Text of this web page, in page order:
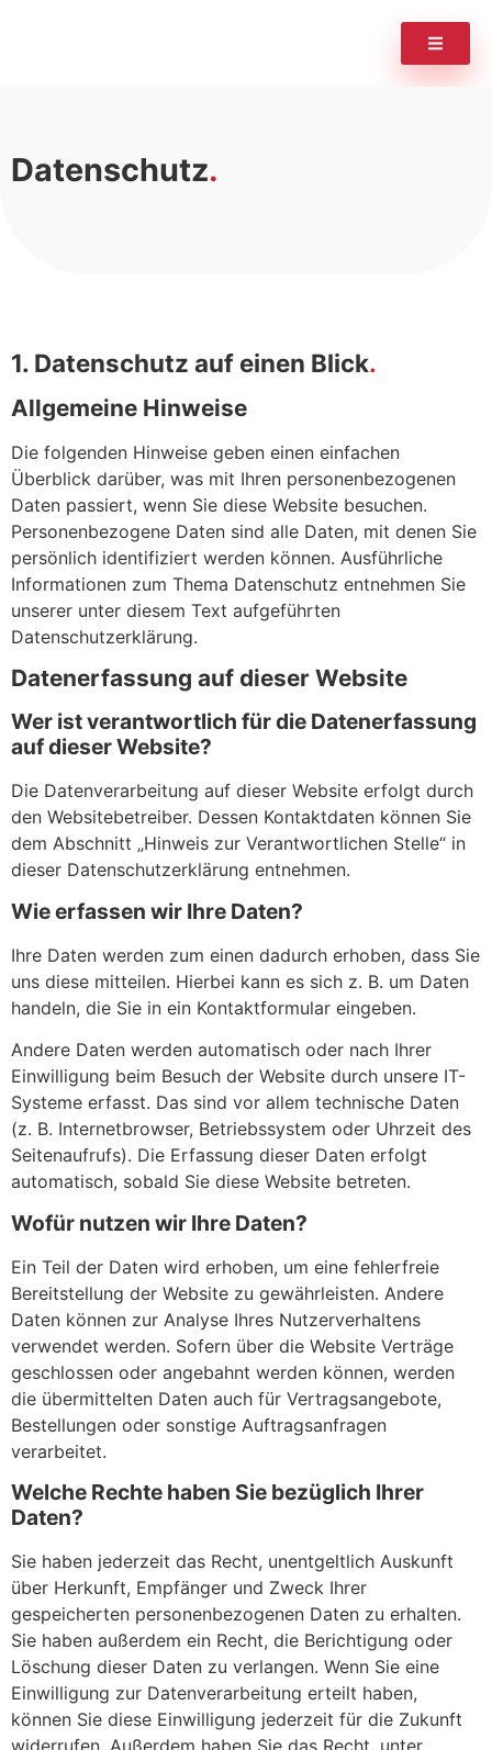
Datenschutz
1. Datenschutz auf einen Blick
Allgemeine Hinweise
Die folgenden Hinweise geben einen einfachen
Überblick darüber, was mit Ihren personenbezogenen
Daten passiert, wenn Sie diese Website besuchen.
Personenbezogene Daten sind alle Daten, mit denen Sie
persönlich identifiziert werden können. Ausführliche
Informationen zum Thema Datenschutz entnehmen Sie
unserer unter diesem Text aufgeführten
Datenschutzerklärung.
Datenerfassung auf dieser Website
Wer ist verantwortlich für die Datenerfassung
auf dieser Website?
Die Datenverarbeitung auf dieser Website erfolgt durch
den Websitebetreiber. Dessen Kontaktdaten können Sie
dem Abschnitt „Hinweis zur Verantwortlichen Stelle“ in
dieser Datenschutzerklärung entnehmen.
Wie erfassen wir Ihre Daten?
Ihre Daten werden zum einen dadurch erhoben, dass Sie
uns diese mitteilen. Hierbei kann es sich z. B. um Daten
handeln, die Sie in ein Kontaktformular eingeben.
Andere Daten werden automatisch oder nach Ihrer
Einwilligung beim Besuch der Website durch unsere IT-
Systeme erfasst. Das sind vor allem technische Daten
(z. B. Internetbrowser, Betriebssystem oder Uhrzeit des
Seitenaufrufs). Die Erfassung dieser Daten erfolgt
automatisch, sobald Sie diese Website betreten.
Wofür nutzen wir Ihre Daten?
Ein Teil der Daten wird erhoben, um eine fehlerfreie
Bereitstellung der Website zu gewährleisten. Andere
Daten können zur Analyse Ihres Nutzerverhaltens
verwendet werden. Sofern über die Website Verträge
geschlossen oder angebahnt werden können, werden
die übermittelten Daten auch für Vertragsangebote,
Bestellungen oder sonstige Auftragsanfragen
verarbeitet.
Welche Rechte haben Sie bezüglich Ihrer
Daten?
Sie haben jederzeit das Recht, unentgeltlich Auskunft
über Herkunft, Empfänger und Zweck Ihrer
gespeicherten personenbezogenen Daten zu erhalten.
Sie haben außerdem ein Recht, die Berichtigung oder
Löschung dieser Daten zu verlangen. Wenn Sie eine
Einwilligung zur Datenverarbeitung erteilt haben,
können Sie diese Einwilligung jederzeit für die Zukunft
widerrufen. Außerdem haben Sie das Recht, unter